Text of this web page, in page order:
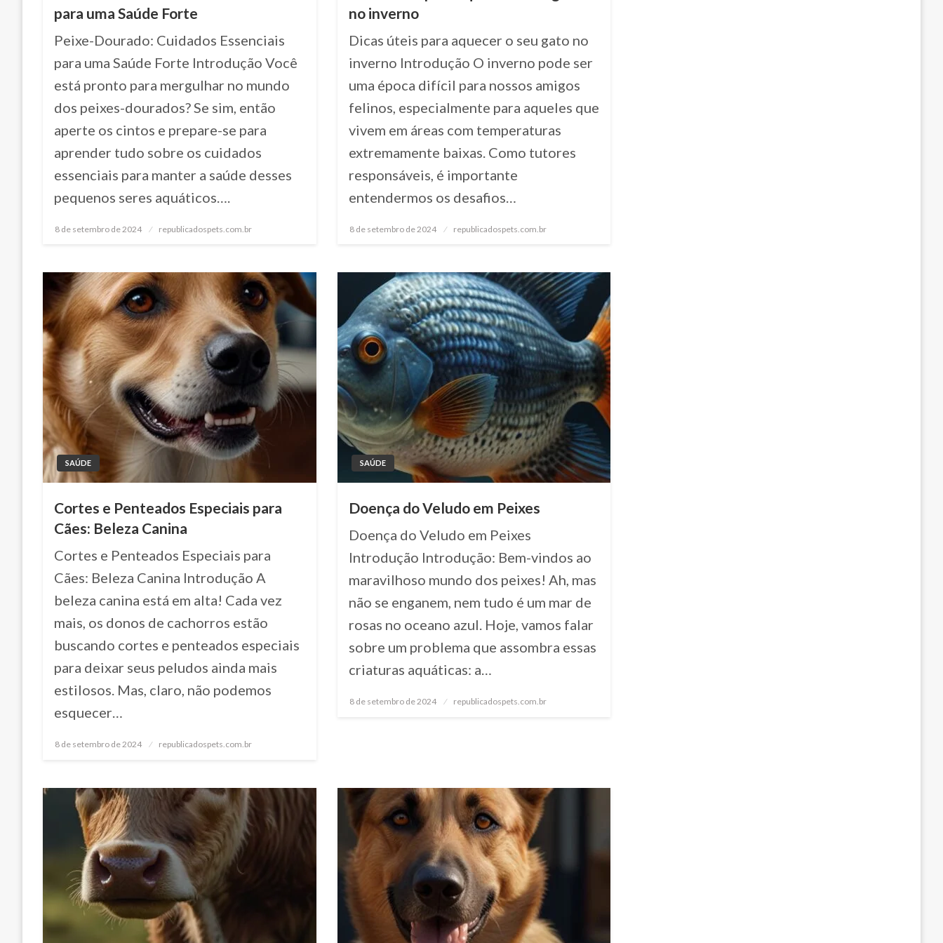
para uma Saúde Forte
Peixe-Dourado: Cuidados Essenciais
para uma Saúde Forte Introdução Você
está pronto para mergulhar no mundo
dos peixes-dourados? Se sim, então
aperte os cintos e prepare-se para
aprender tudo sobre os cuidados
essenciais para manter a saúde desses
pequenos seres aquáticos….
Posted
8 de setembro de 2024 republicadospets.com.br
no inverno
Dicas úteis para aquecer o seu gato no
inverno Introdução O inverno pode ser
uma época difícil para nossos amigos
felinos, especialmente para aqueles que
vivem em áreas com temperaturas
extremamente baixas. Como tutores
responsáveis, é importante
entendermos os desafios…
Posted
8 de setembro de 2024 republicadospets.com.br
SAÚDE
Cortes e Penteados Especiais para
Cães: Beleza Canina
Cortes e Penteados Especiais para
Cães: Beleza Canina Introdução A
beleza canina está em alta! Cada vez
mais, os donos de cachorros estão
buscando cortes e penteados especiais
para deixar seus peludos ainda mais
estilosos. Mas, claro, não podemos
esquecer…
Posted
8 de setembro de 2024 republicadospets.com.br
SAÚDE
Doença do Veludo em Peixes
Doença do Veludo em Peixes
Introdução Introdução: Bem-vindos ao
maravilhoso mundo dos peixes! Ah, mas
não se enganem, nem tudo é um mar de
rosas no oceano azul. Hoje, vamos falar
sobre um problema que assombra essas
criaturas aquáticas: a…
Posted
8 de setembro de 2024 republicadospets.com.br